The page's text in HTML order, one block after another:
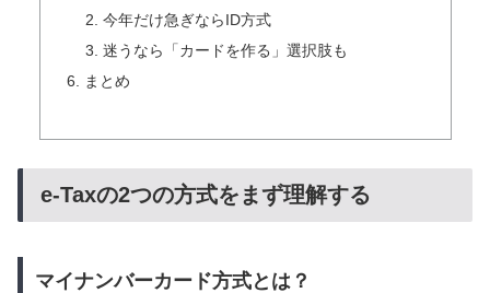
今年だけ急ぎならID方式
迷うなら「カードを作る」選択肢も
まとめ
e-Taxの2つの方式をまず理解する
マイナンバーカード方式とは？